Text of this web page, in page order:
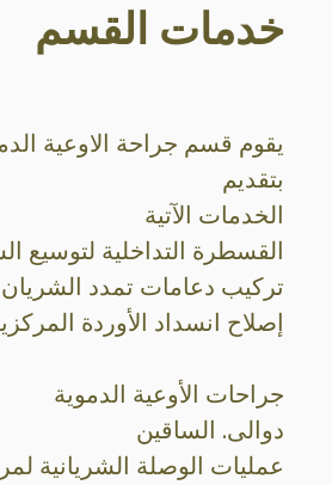
خدمات القسم
يقوم قسم جراحة الاوعية
بتقديم
الخدمات الآتية
القسطرة التداخلية لتوسيع
تركيب دعامات تمدد
إصلاح انسداد الأوردة
جراحات الأوعية الدموية
دوالى. الساقين
عمليات الوصلة الشريانية